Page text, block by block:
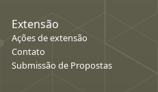
Extensão
Ações de extensão
Contato
Submissão de Propostas